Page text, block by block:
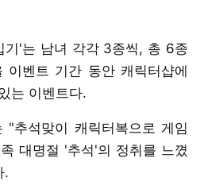
기'는 남녀 각각 3종씩, 총 6종
이벤트 기간 동안 캐릭터샵에
는 이벤트다.
"추석맞이 캐릭터복으로 게임
대명절 '추석'의 정취를 느꼈
.